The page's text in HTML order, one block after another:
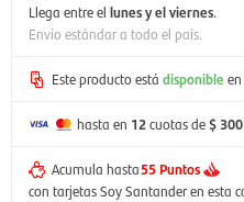
Llega entre el lunes y el viernes.
Envío estándar a todo el país.
Este producto está disponible
hasta en 12cuotas de$ 300
Acumula hasta55 Puntos
con tarjetas Soy Santander en esta